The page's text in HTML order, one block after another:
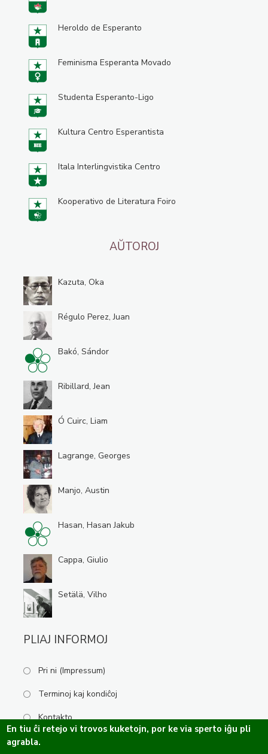
Heroldo de Esperanto
Feminisma Esperanta Movado
Studenta Esperanto-Ligo
Kultura Centro Esperantista
Itala Interlingvistika Centro
Kooperativo de Literatura Foiro
AŬTOROJ
Kazuta, Oka
Régulo Perez, Juan
Bakó, Sándor
Ribillard, Jean
Ó Cuirc, Liam
Lagrange, Georges
Manjo, Austin
Hasan, Hasan Jakub
Cappa, Giulio
Setälä, Vilho
PLIAJ INFORMOJ
Pri ni (Impressum)
Terminoj kaj kondiĉoj
Kontakto
En tiu ĉi retejo vi trovos kuketojn, por ke via sperto iĝu pli
agrabla.